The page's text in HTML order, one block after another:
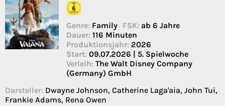
Genre: Family FSK: ab 6 Jahre
Dauer: 116 Minuten
Produktionsjahr: 2026
Start: 09.07.2026 | 5. Spielwoche
Verleih: The Walt Disney Company
(Germany) GmbH
Darsteller: Dwayne Johnson, Catherine Laga'aia, John Tui,
Frankie Adams, Rena Owen